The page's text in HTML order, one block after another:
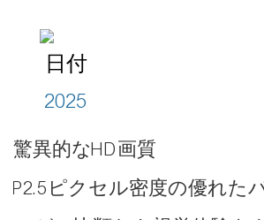
日付
2025
驚異的なHD画質
P2.5ピクセル密度の優れた